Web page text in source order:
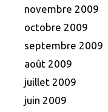
novembre 2009
octobre 2009
septembre 2009
août 2009
juillet 2009
juin 2009